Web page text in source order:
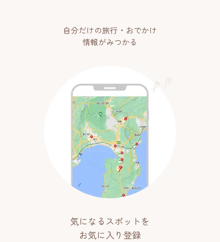
自分だけの旅行・おでかけ
情報がみつかる
気になるスポットを
お気に入り登録